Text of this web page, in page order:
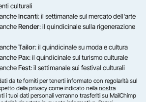
culturali
Incanti: il settimanale sul mercato dell'arte
Render: il quindicinale sulla rigenerazione
Tailor: il quindicinale su moda e cultura
Pax: il quindicinale sul turismo culturale
Fest: il settimanale sui festival culturali
da te forniti per tenerti informato con regolarità sul
della privacy come indicato nella nostra
i tuoi dati personali verranno trasferiti su MailChimp